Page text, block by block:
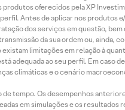
produtos oferecidos pela XP
Antes de aplicar nos produtos
dos serviços em questão, bem
da sua ordem ou, ainda,
limitações em relação à
adequada ao seu perfil. Em caso
climáticas e o cenário
tempo. Os desempenhos
em simulações e os resultados